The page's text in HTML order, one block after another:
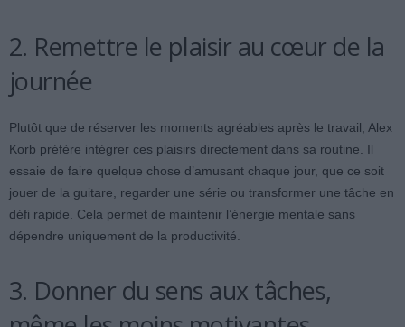
2. Remettre le plaisir au cœur de la
journée
Plutôt que de réserver les moments agréables après le travail, Alex
Korb préfère intégrer ces plaisirs directement dans sa routine. Il
essaie de faire quelque chose d’amusant chaque jour, que ce soit
jouer de la guitare, regarder une série ou transformer une tâche en
défi rapide. Cela permet de maintenir l’énergie mentale sans
dépendre uniquement de la productivité.
3. Donner du sens aux tâches,